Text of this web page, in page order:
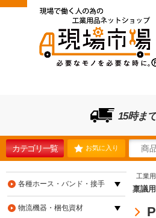
15時ま
カテゴリ一覧 お気に入り
工業
稟議
各種ホース・バンド・接手
物流機器・梱包資材